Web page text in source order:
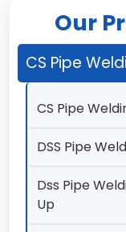
Our
CS Pipe
CS Pipe
DSS Pipe
Dss Pipe
Up